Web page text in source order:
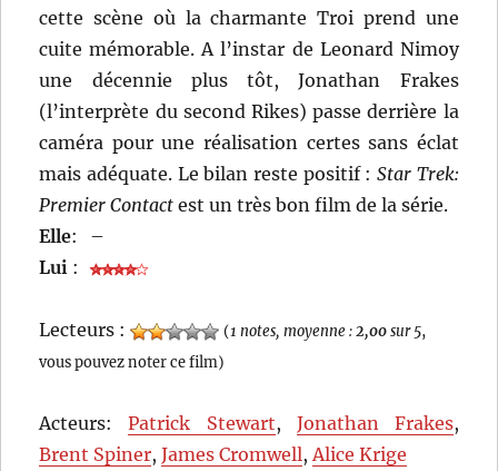
cette scène où la charmante Troi prend une
cuite mémorable. A l’instar de Leonard Nimoy
une décennie plus tôt, Jonathan Frakes
(l’interprète du second Rikes) passe derrière la
caméra pour une réalisation certes sans éclat
mais adéquate. Le bilan reste positif :Star Trek:
Premier Contact est un très bon film de la série.
Elle:
–
Lui :
Lecteurs : (1 notes, moyenne : 2,00sur 5,
vous pouvez noter ce film)
Acteurs:Patrick Stewart, Jonathan Frakes,
Brent Spiner,James Cromwell,Alice Krige